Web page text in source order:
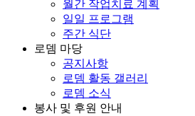
월간 작업치료 계획
일일 프로그램
주간 식단
로뎀 마당
공지사항
로뎀 활동 갤러리
로뎀 소식
봉사 및 후원 안내